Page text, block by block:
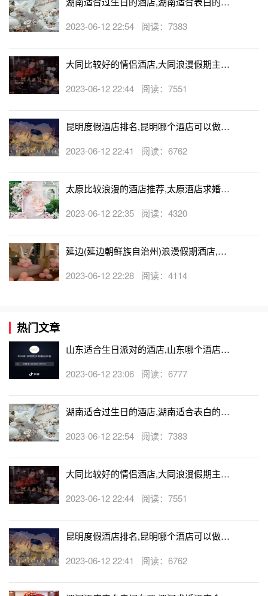
2023-06-12 22:54 阅读：7383
大同比较好的情侣酒店,大同浪漫假期主题
2023-06-12 22:44 阅读：7551
昆明度假酒店排名,昆明哪个酒店可以做求
2023-06-12 22:41 阅读：6762
太原比较浪漫的酒店推荐,太原酒店求婚可
2023-06-12 22:35 阅读：4320
延边(延边朝鲜族自治州)浪漫假期酒店,延
2023-06-12 22:28 阅读：4114
热门文章
山东适合生日派对的酒店,山东哪个酒店有
2023-06-12 23:06 阅读：6777
湖南适合过生日的酒店,湖南适合表白的酒
2023-06-12 22:54 阅读：7383
大同比较好的情侣酒店,大同浪漫假期主题
2023-06-12 22:44 阅读：7551
昆明度假酒店排名,昆明哪个酒店可以做求
2023-06-12 22:41 阅读：6762